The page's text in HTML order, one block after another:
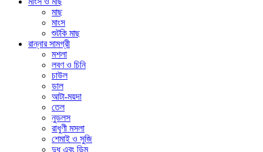
মাছ
মাংস
শুটকি মাছ
রান্নার সামগ্রী
মশলা
লবণ ও চিনি
চাউল
ডাল
আটা-ময়দা
তেল
নুডলস
রাধুণী মসলা
শেমাই ও সুজি
দুধ এবং ডিম